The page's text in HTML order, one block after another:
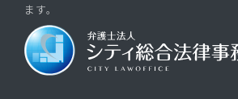
ます。